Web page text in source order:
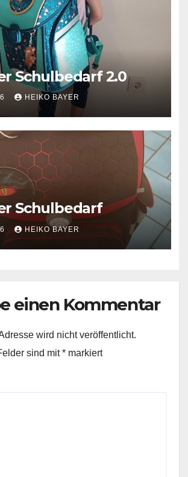
Schulbedarf 2.0
HEIKO BAYER
Schulbedarf
HEIKO BAYER
einen Kommentar
wird nicht veröffentlicht.
sind mit* markiert